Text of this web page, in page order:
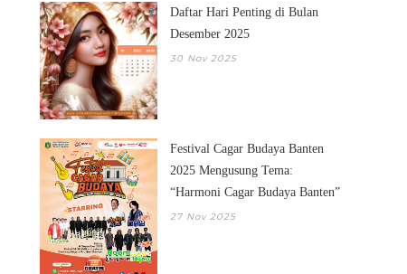
Daftar Hari Penting di Bulan
Desember 2025
30 Nov 2025
Festival Cagar Budaya Banten
2025 Mengusung Tema:
“Harmoni Cagar Budaya Banten”
27 Nov 2025